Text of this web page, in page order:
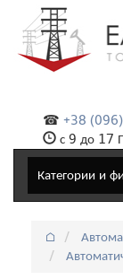
☎ +38
с 9 до 17
Категории и
⌂